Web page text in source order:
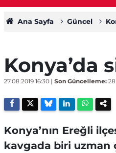
Ana Sayfa Güncel
Konya’da
27.08.2019 16:30 | Son Güncelleme:
Konya’nın Ereğli
kavgada biri uzman